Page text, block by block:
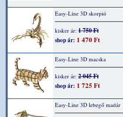
Easy-Line 3D skorpió
kisker ár: 1 750 Ft
shop ár: 1 470 Ft
Easy-Line 3D macska
kisker ár: 2 045 Ft
shop ár: 1 725 Ft
Easy-Line 3D lebegő madár